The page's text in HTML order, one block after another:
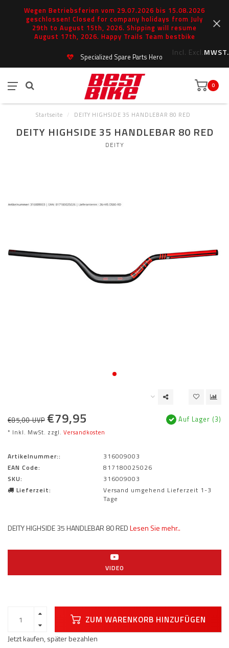
Wegen Betriebsferien vom 29.07.2026 bis 15.08.2026
geschlossen! Closed for company holidays from July
29th to August 15th, 2026. Shipping will resume
August 17th, 2026. Happy Trails Team bestbike
Incl. Excl.MWST.
Specialized Spare Parts Hero
0
Startseite / DEITY HIGHSIDE 35 HANDLEBAR 80 RED
DEITY HIGHSIDE 35 HANDLEBAR 80 RED
DEITY
€85,00 UVP €79,95
* Inkl. MwSt. zzgl. Versandkosten
Auf Lager (3)
Artikelnummer::
316009003
EAN Code:
817180025026
SKU:
316009003
Lieferzeit:
Versand umgehend Lieferzeit 1-3
Tage
DEITY HIGHSIDE 35 HANDLEBAR 80 REDLesen Sie mehr..
VIDEO
ZUM WARENKORB HINZUFÜGEN
Jetzt kaufen, später bezahlen